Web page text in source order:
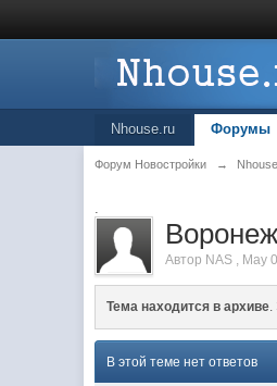
Nhouse.ru Форумы
Форум Новостройки → Nhouse
.
Автор NAS , May
Тема находится в архиве.
В этой теме нет ответов